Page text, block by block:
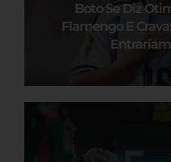
Boto Se Diz
Flamengo E